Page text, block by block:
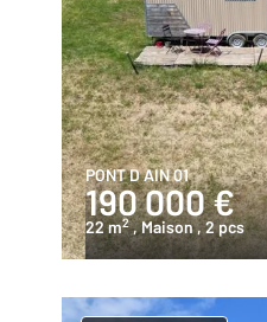
PONT D AIN 01
190 000 €
22 m2 , Maison , 2 pcs